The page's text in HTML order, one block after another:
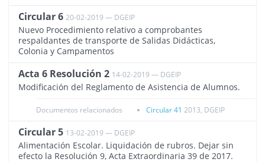
Circular 6 20-02-2019 — DGEIP
Nuevo Procedimiento relativo a comprobantes
respaldantes de transporte de Salidas Didácticas,
Colonia y Campamentos
Acta 6 Resolución 2 14-02-2019 — DGEIP
Modificación del Reglamento de Asistencia de Alumnos.
Documentos relacionados Circular 41 2013, DGEIP
Circular 5 13-02-2019 — DGEIP
Alimentación Escolar. Liquidación de rubros. Dejar sin
efecto la Resolución 9, Acta Extraordinaria 39 de 2017.